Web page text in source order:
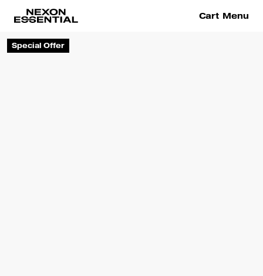
Special Offer
Cart Menu